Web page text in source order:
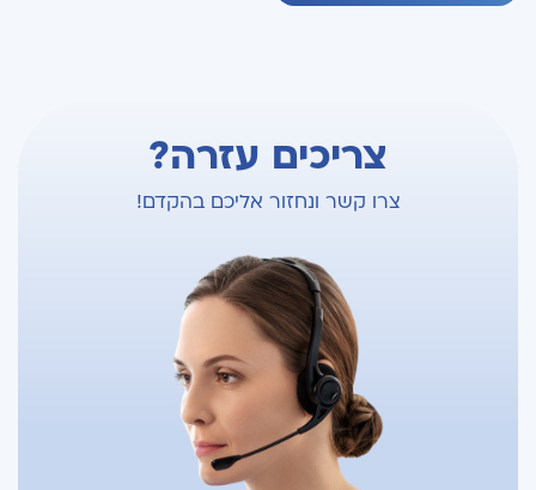
צריכים עזרה?
צרו קשר ונחזור אליכם בהקדם!